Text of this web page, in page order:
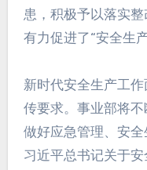
患，积极予以落实整
有力促进了“安全生
新时代安全生产工
传要求。事业部将
做好应急管理、安
习近平总书记关于